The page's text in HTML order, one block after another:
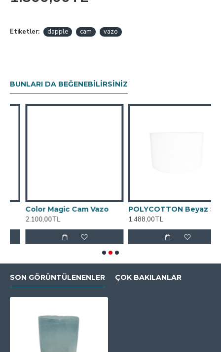
Etiketler: dapple cam vazo
BUNLARI DA BEĞENEBILIRSINIZ
Color Magic Cam Vazo
2.100,00TL
POLYCOTTON Beyaz Silindir Abajur Başlığı
1.488,00TL
SON GÖRÜNTÜLENENLER ÇOK BAKILANLAR